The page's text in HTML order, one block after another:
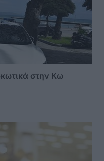
στην Κω